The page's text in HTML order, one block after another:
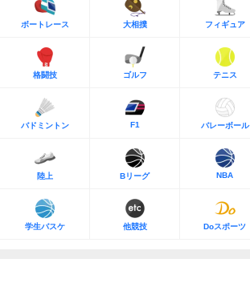
ボートレース 大相撲 フィギュア
格闘技 ゴルフ テニス
バドミントン F1 バレーボール
陸上 Bリーグ NBA
学生バスケ 他競技 Doスポーツ